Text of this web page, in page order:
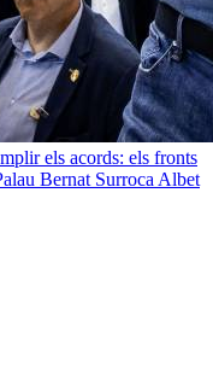
els acords: els fronts
Bernat Surroca Albet